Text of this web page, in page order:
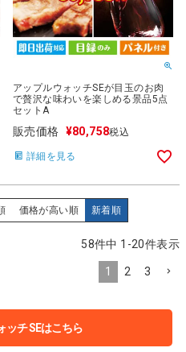
アップルウォッチSEが目玉のお肉
で贅沢な味わいを楽しめる景品5点
セットA
販売価格 ¥80,758税込
詳細を見る
価格が高い順 新着順
58件中 1 -20件表示
1 2 3
ッチ SEはこちら